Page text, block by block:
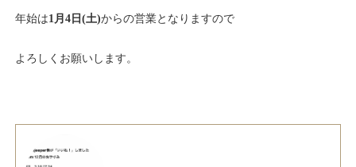
年始は1月4日(土)からの営業となりますので
よろしくお願いします。